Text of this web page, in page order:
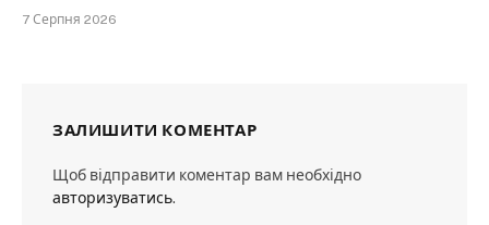
7 Серпня 2026
ЗАЛИШИТИ КОМЕНТАР
Щоб відправити коментар вам необхідно
авторизуватись.